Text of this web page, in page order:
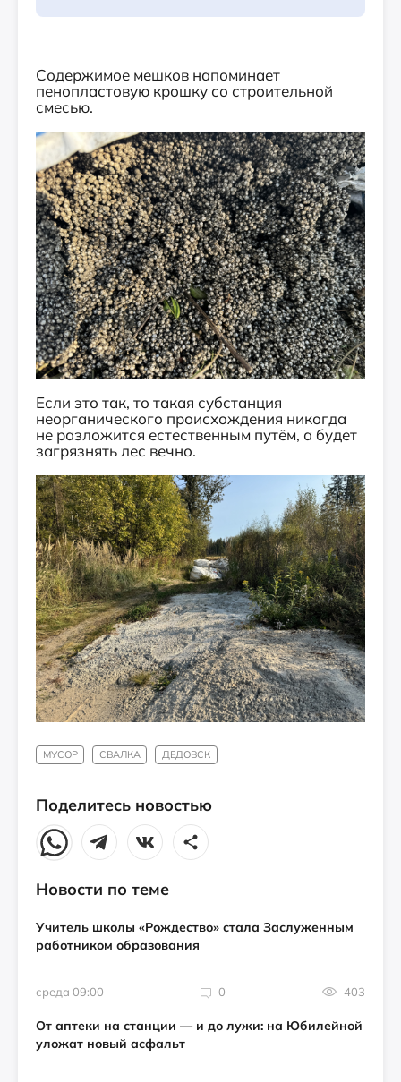
Содержимое мешков напоминает
пенопластовую крошку со строительной
смесью.
Если это так, то такая субстанция
неорганического происхождения никогда
не разложится естественным путём, а будет
загрязнять лес вечно.
МУСОР СВАЛКА ДЕДОВСК
Поделитесь новостью
Новости по теме
Учитель школы «Рождество» стала Заслуженным
работником образования
среда 09:00 0 403
От аптеки на станции — и до лужи: на Юбилейной
уложат новый асфальт